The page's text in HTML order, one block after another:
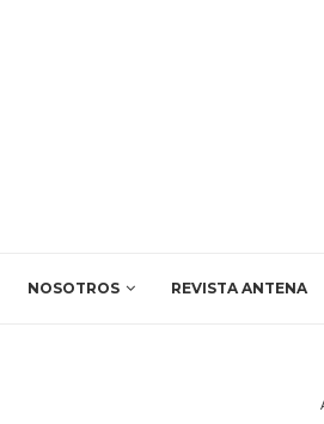
NOSOTROS REVISTA ANTENA